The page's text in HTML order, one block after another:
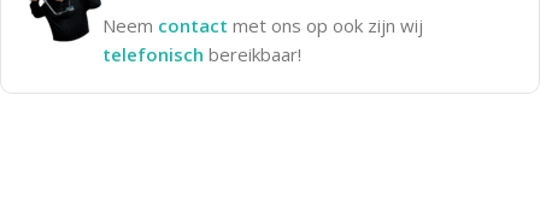
Neem contact met ons op ook zijn wij
telefonisch bereikbaar!